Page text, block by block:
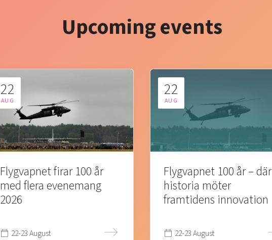
Upcoming events
22
AUG
Flygvapnet firar 100 år
med flera evenemang
2026
22-23 August
22
AUG
Flygvapnet 100 år – där
historia möter
framtidens innovation
22-23 August